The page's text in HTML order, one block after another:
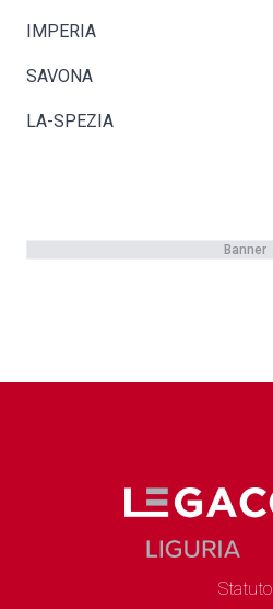
IMPERIA
SAVONA
LA-SPEZIA
Banner
Statuto